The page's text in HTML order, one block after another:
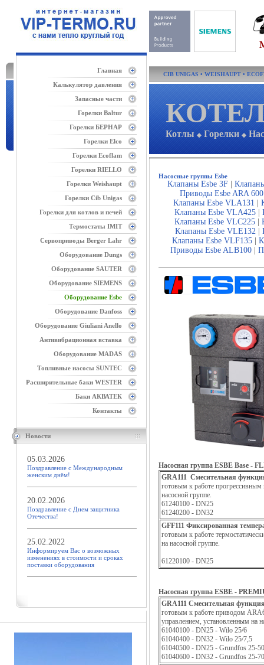
Главная
Калькулятор давления
Запасные части
Горелки Baltur
Горелки БЕРНАР
Горелки Elco
Горелки Ecoflam
Горелки RIELLO
Горелки Weishaupt
Горелки Cib Unigas
Горелки для котлов и печей
Термостаты IMIT
Сервоприводы Berger Lahr
Оборудование Dungs
Оборудование SAUTER
Оборудование SIEMENS
Оборудование Esbe
Оборудование Danfoss
Оборудование Giuliani Anello
Антивибрационная вставка
Оборудование MADAS
Топливные насосы SUNTEC
Расширительные баки WESTER
Баки АКВАТЕК
Контакты
Новости
05.03.2026
Поздравление с Международным
женским днём!
20.02.2026
Поздравление с Днем защитника
Отечества!
25.02.2022
Информируем Вас о возможных
изменениях в стоимости и сроках
поставки оборудования
CIB UNIGAS • WEISHAUPT •
Котлы ◆ Горелки ◆
Насосные группы Esbe
Клапаны Esbe 3F
Приводы Esbe ARA 600
Клапаны Esbe VLA131 |
Клапаны Esbe VLA425
Клапаны Esbe VLC225 |
Клапаны Esbe VLE132
Клапаны Esbe VLF135
Приводы Esbe ALB100
Насосная группа ESBE Base -
GRA111 Смесительная
готовым к работе
насосной группе.
61240100 - DN25
61240200 - DN32
GFF111 Фиксированная
готовым к работе
на насосной группе.
61220100 - DN25
Насосная группа ESBE -
GRA111 Смесительная
готовым к работе приводом
управлением, установленным на
61040100 - DN25 - Wilo 25/6
61040400 - DN32 - Wilo 25/7,5
61040500 - DN25 - Grundfos 25-50
61040600 - DN32 - Grundfos 25-70